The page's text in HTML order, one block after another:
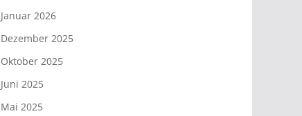
Januar 2026
Dezember 2025
Oktober 2025
Juni 2025
Mai 2025